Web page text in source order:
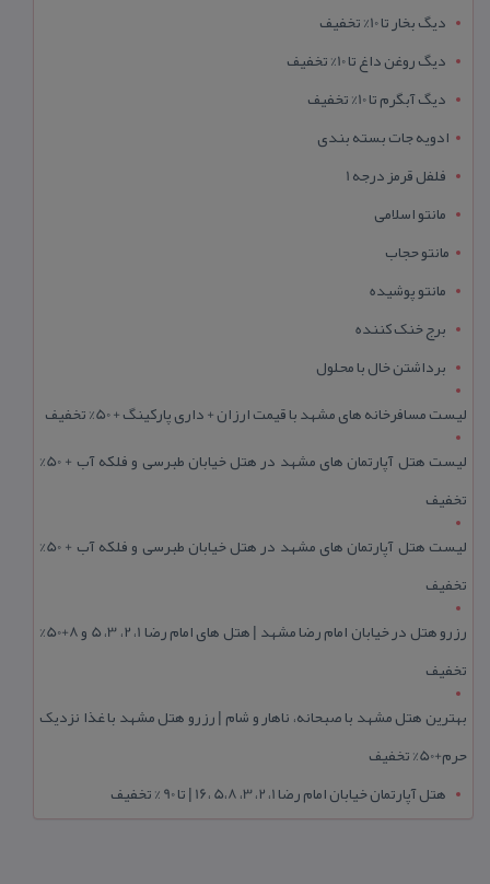
دیگ بخار تا 10% تخفیف
دیگ روغن داغ تا 10% تخفیف
دیگ آبگرم تا 10% تخفیف
ادویه جات بسته بندی
فلفل قرمز درجه 1
مانتو اسلامی
مانتو حجاب
مانتو پوشیده
برج خنک کننده
برداشتن خال با محلول
لیست مسافرخانه های مشهد با قیمت ارزان + داری پارکینگ + 50% تخفیف
لیست هتل آپارتمان های مشهد در هتل خیابان طبرسی و فلکه آب + 50%
تخفیف
لیست هتل آپارتمان های مشهد در هتل خیابان طبرسی و فلکه آب + 50%
تخفیف
رزرو هتل در خیابان امام رضا مشهد | هتل‌ های امام رضا 1، 2، 3، 5 و 8+50%
تخفیف
بهترین هتل مشهد با صبحانه، ناهار و شام | رزرو هتل مشهد با غذا نزدیک
حرم+50% تخفیف
هتل آپارتمان خیابان امام رضا 1، 2، 3، 5،8 ،16 | تا 90 % تخفیف